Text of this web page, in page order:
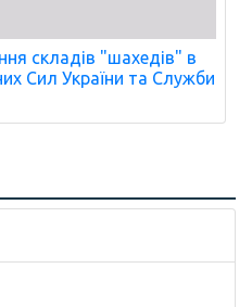
складів "шахедів" в
Сил України та Служби